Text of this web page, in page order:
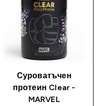
Суроватъчен
протеин Clear -
MARVEL